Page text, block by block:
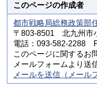
このページの作成者
都市戦略局総務政策部
〒803-8501 北九州市
電話：093-582-2288
このページに関するお
メールフォームより送
メールを送信（メール